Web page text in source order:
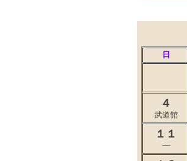
日
４
武道館
１１
―